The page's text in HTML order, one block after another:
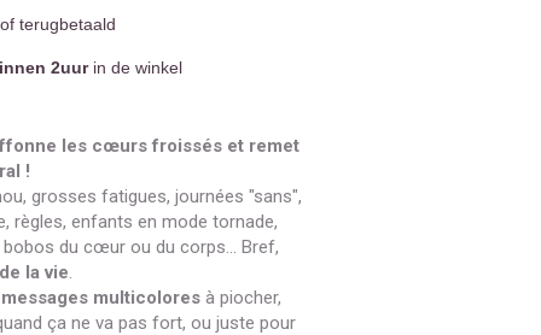
terugbetaald
2uurin de winkel
les cœurs froissés et remet
!
grosses fatigues, journées "sans",
règles, enfants en mode tornade,
bobos du cœur ou du corps… Bref,
la vie.
multicoloresà piocher,
ça ne va pas fort, ou juste pour